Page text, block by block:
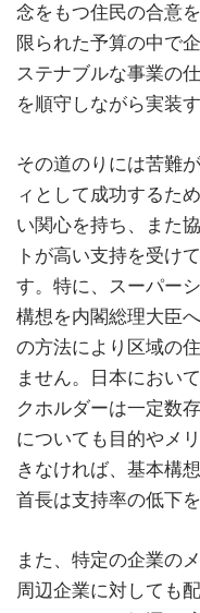
念をもつ住民の合意
限られた予算の中で
ステナブルな事業の
を順守しながら実装
その道のりには苦難
ィとして成功するた
い関心を持ち、また
トが高い支持を受け
す。特に、スーパー
構想を内閣総理大臣
の方法により区域の
ません。日本におい
クホルダーは一定数
についても目的やメ
きなければ、基本構
首長は支持率の低下
また、特定の企業の
周辺企業に対しても